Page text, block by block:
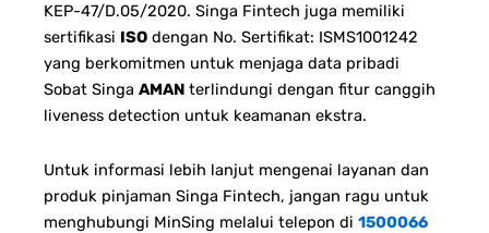
KEP-47/D.05/2020. Singa Fintech juga memiliki
sertifikasi ISO dengan No. Sertifikat: ISMS1001242
yang berkomitmen untuk menjaga data pribadi
Sobat Singa AMAN terlindungi dengan fitur canggih
liveness detection untuk keamanan ekstra.
Untuk informasi lebih lanjut mengenai layanan dan
produk pinjaman Singa Fintech, jangan ragu untuk
menghubungi MinSing melalui telepon di 1500066